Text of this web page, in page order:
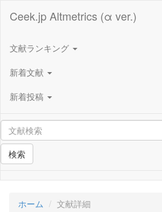
Ceek.jp Altmetrics (α ver.)
文献ランキング
新着文献
新着投稿
検索
ホーム 文献詳細